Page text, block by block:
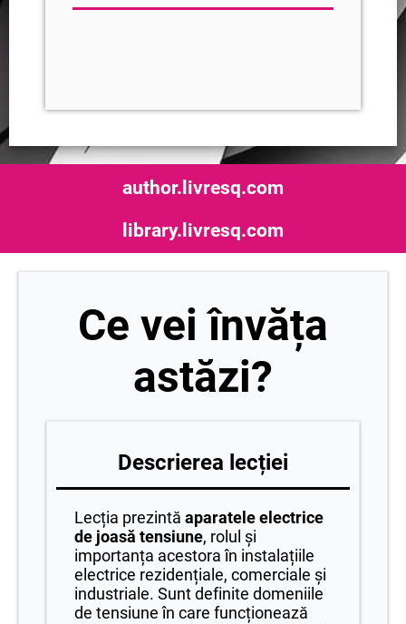
author.livresq.com
library.livresq.com
Ce vei învăța
astăzi?
Descrierea lecției
Lecția prezintă aparatele electrice
de joasă tensiune, rolul și
importanța acestora în instalațiile
electrice rezidențiale, comerciale și
industriale. Sunt definite domeniile
de tensiune în care funcționează